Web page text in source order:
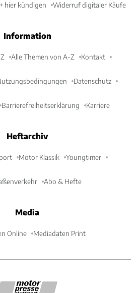
hier kündigen Widerruf digitaler Käufe
Information
Alle Themen von A-Z Kontakt
Datenschutz
Barrierefreiheitserklärung Karriere
Heftarchiv
Motor Klassik Youngtimer
Abo & Hefte
Media
Online Mediadaten Print